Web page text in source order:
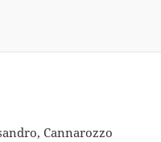
Cannarozzo